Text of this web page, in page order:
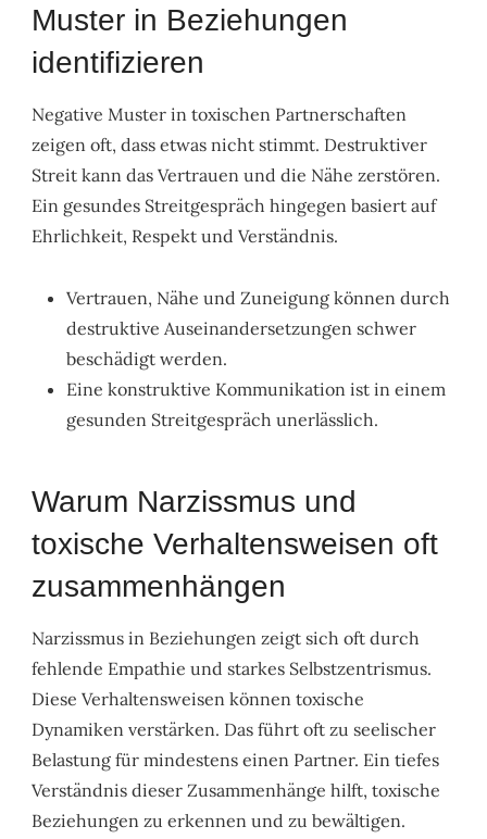
Muster in Beziehungen
identifizieren
Negative Muster in toxischen Partnerschaften
zeigen oft, dass etwas nicht stimmt. Destruktiver
Streit kann das Vertrauen und die Nähe zerstören.
Ein gesundes Streitgespräch hingegen basiert auf
Ehrlichkeit, Respekt und Verständnis.
Vertrauen, Nähe und Zuneigung können durch
destruktive Auseinandersetzungen schwer
beschädigt werden.
Eine konstruktive Kommunikation ist in einem
gesunden Streitgespräch unerlässlich.
Warum Narzissmus und
toxische Verhaltensweisen oft
zusammenhängen
Narzissmus in Beziehungen zeigt sich oft durch
fehlende Empathie und starkes Selbstzentrismus.
Diese Verhaltensweisen können toxische
Dynamiken verstärken. Das führt oft zu seelischer
Belastung für mindestens einen Partner. Ein tiefes
Verständnis dieser Zusammenhänge hilft, toxische
Beziehungen zu erkennen und zu bewältigen.